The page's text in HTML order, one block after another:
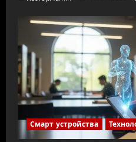
Смарт устройства